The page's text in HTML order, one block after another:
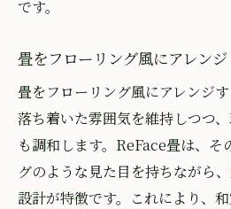
です。
畳をフローリング風にアレンジ
畳をフローリング風にアレンジ
落ち着いた雰囲気を維持しつつ
も調和します。ReFace畳は、そ
グのような見た目を持ちながら
設計が特徴です。これにより、